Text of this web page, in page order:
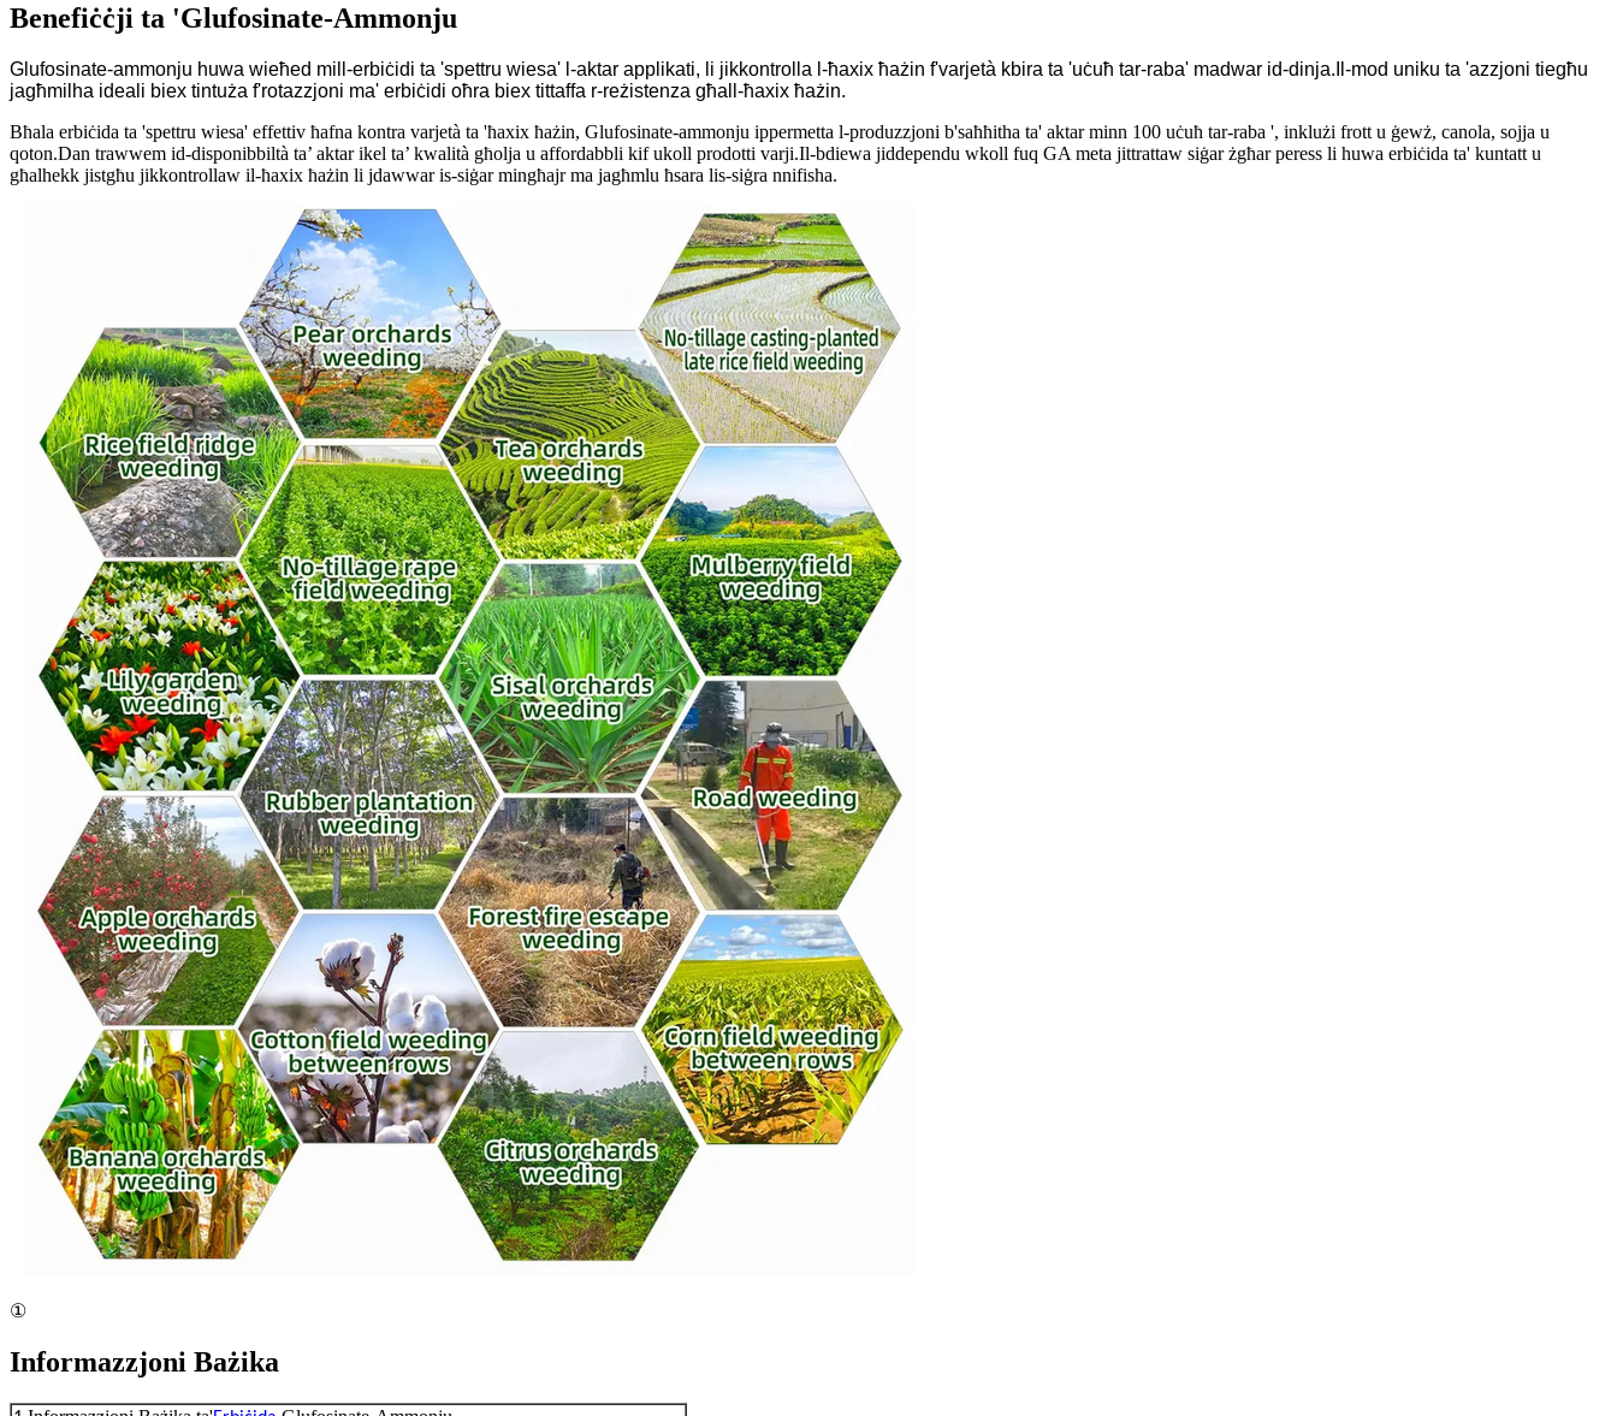
Benefiċċji ta 'Glufosinate-Ammonju
Glufosinate-ammonju huwa wieħed mill-erbiċidi ta 'spettru wiesa' l-aktar applikati, li jikkontrolla l-ħaxix ħażin f'varjetà kbira ta 'uċuħ tar-raba' madwar id-dinja.Il-mod uniku ta 'azzjoni tiegħu
jagħmilha ideali biex tintuża f'rotazzjoni ma' erbiċidi oħra biex tittaffa r-reżistenza għall-ħaxix ħażin.
Bħala erbiċida ta 'spettru wiesa' effettiv ħafna kontra varjetà ta 'ħaxix ħażin, Glufosinate-ammonju ippermetta l-produzzjoni b'saħħitha ta' aktar minn 100 uċuħ tar-raba ', inklużi frott u ġewż, canola, sojja u
qoton.Dan trawwem id-disponibbiltà ta’ aktar ikel ta’ kwalità għolja u affordabbli kif ukoll prodotti varji.Il-bdiewa jiddependu wkoll fuq GA meta jittrattaw siġar żgħar peress li huwa erbiċida ta' kuntatt u
għalhekk jistgħu jikkontrollaw il-ħaxix ħażin li jdawwar is-siġar mingħajr ma jagħmlu ħsara lis-siġra nnifisha.
①
Informazzjoni Bażika